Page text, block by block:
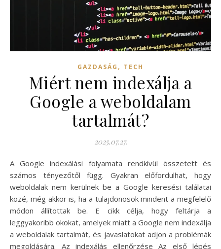
GAZDASÁG , TECH
Miért nem indexálja a
Google a weboldalam
tartalmát?
2025.07.27.
A Google indexálási folyamata rendkívül összetett és
számos tényezőtől függ. Gyakran előfordulhat, hogy
weboldalak nem kerülnek be a Google keresési találatai
közé, még akkor is, ha a tulajdonosok mindent a megfelelő
módon állítottak be. E cikk célja, hogy feltárja a
leggyakoribb okokat, amelyek miatt a Google nem indexálja
a weboldalak tartalmát, és javaslatokat adjon a problémák
megoldására. Az indexálás ellenőrzése Az első lépés